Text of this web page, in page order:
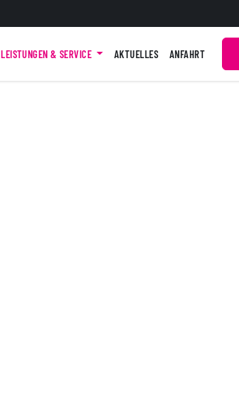
LEISTUNGEN & SERVICE AKTUELLES ANFAHRT